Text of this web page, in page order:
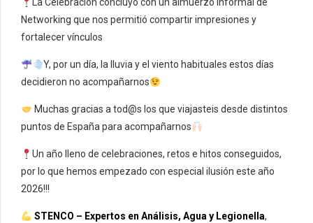
La Celebración concluyó con un almuerzo informal de
Networking que nos permitió compartir impresiones y
fortalecer vínculos
Y, por un día, la lluvia y el viento habituales estos días
decidieron no acompañarnos
Muchas gracias a tod@s los que viajasteis desde distintos
puntos de España para acompañarnos
Un año lleno de celebraciones, retos e hitos conseguidos,
por lo que hemos empezado con especial ilusión este año
2026!!!
STENCO – Expertos en Análisis, Agua y Legionella,